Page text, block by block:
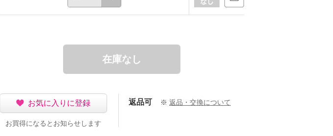
在庫なし
お気に入りに登録
お買得になるとお知らせします
返品可 ※ 返品・交換について